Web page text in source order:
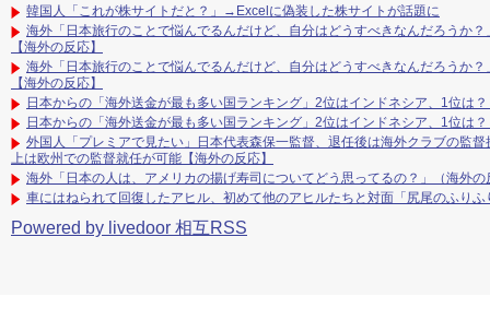
韓国人「これが株サイトだと？」→Excelに偽装した株サイトが話題に
海外「日本旅行のことで悩んでるんだけど、自分はどうすべきなんだろうか
【海外の反応】
海外「日本旅行のことで悩んでるんだけど、自分はどうすべきなんだろうか
【海外の反応】
日本からの「海外送金が最も多い国ランキング」2位はインドネシア、1位は
日本からの「海外送金が最も多い国ランキング」2位はインドネシア、1位は
外国人「プレミアで見たい」日本代表森保一監督、退任後は海外クラブの監
上は欧州での監督就任が可能【海外の反応】
海外「日本の人は、アメリカの揚げ寿司についてどう思ってるの？」（海外の
車にはねられて回復したアヒル、初めて他のアヒルたちと対面「尻尾のふり
Powered by livedoor 相互RSS